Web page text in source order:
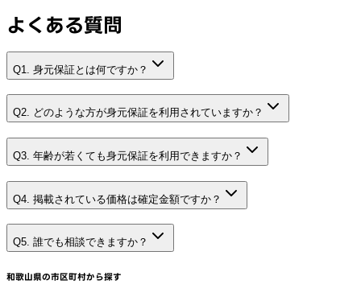
よくある質問
Q1. 身元保証とは何ですか？
Q2. どのような方が身元保証を利用されていますか？
Q3. 年齢が若くても身元保証を利用できますか？
Q4. 掲載されている価格は確定金額ですか？
Q5. 誰でも相談できますか？
和歌山県の市区町村から探す